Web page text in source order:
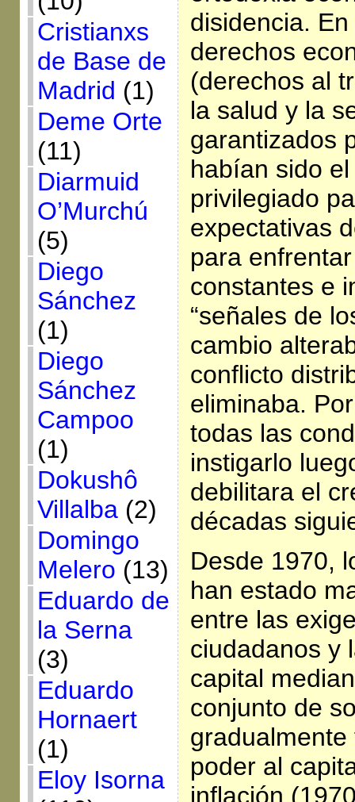
Cristianxs
de Base de
Madrid (1)
Deme Orte
(11)
Diarmuid
O’Murchú
(5)
Diego
Sánchez
(1)
Diego
Sánchez
Campoo
(1)
Dokushô
Villalba(2)
Domingo
Melero (13)
Eduardo de
la Serna
(3)
Eduardo
Hornaert
(1)
Eloy Isorna
disidencia.
derechos
(derechos al
la salud y la
garantizados
habían sido
privilegiado
expectativas
para
constantes e
“señales de
cambio
conflicto
eliminaba.
todas las
instigarlo
debilitara el
décadas
Desde 1970,
han estado
entre las
ciudadanos y
capital
conjunto de
poder al
inflación